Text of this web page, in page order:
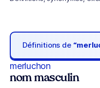
Définitions de
merluchon
nom masculin